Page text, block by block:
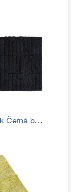
Zone Denmark Černá bavlněná koupelnová…